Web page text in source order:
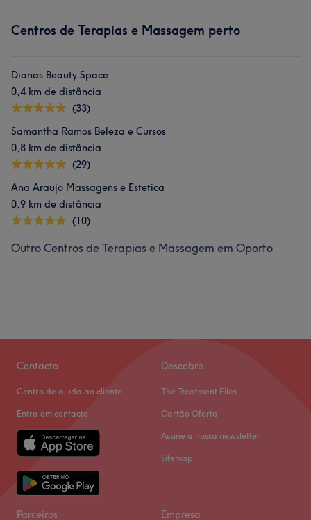
Centros de Terapias e Massagem perto
Dianas Beauty Space
0,4 km de distância
(33)
Samantha Ramos Beleza e Cursos
0,8 km de distância
(29)
Ana Araujo Massagens e Estetica
0,9 km de distância
(10)
Outro Centros de Terapias e Massagem em Oporto
Contacto
Centro de ajuda ao cliente
Entra em contacto
Descobre
The Treatment Files
Cartão Oferta
Assine a nossa newsletter
Sitemap
Parceiros Empresa